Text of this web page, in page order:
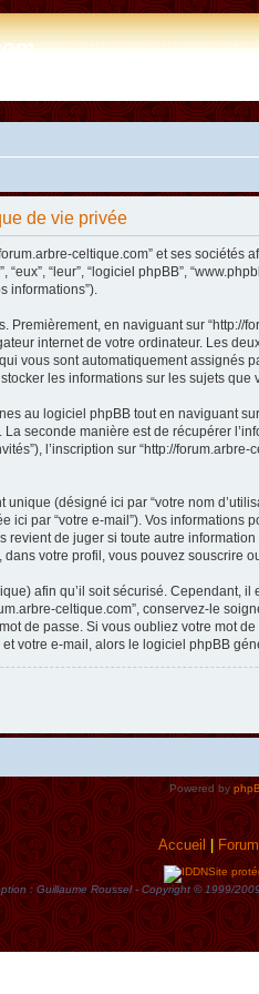
de vie privée
celtique.com” et ses sociétés
“leur”, “logiciel phpBB”,
informations”).
Premièrement, en naviguant sur
internet de votre ordinateur. Les
vous sont automatiquement
les informations sur les sujets
au logiciel phpBB tout en naviguant
seconde manière est de récupérer
l’inscription sur “http://
(désigné ici par “votre nom
par “votre e-mail”). Vos informations
de juger si toute autre
votre profil, vous pouvez souscrire
afin qu’il soit sécurisé. Cependant,
celtique.com”, conservez-le
de passe. Si vous oubliez votre mot
votre e-mail, alors le logiciel phpBB
Powered by
Accueil|Forum
Site
: Guillaume Roussel - Copyright © 1999/